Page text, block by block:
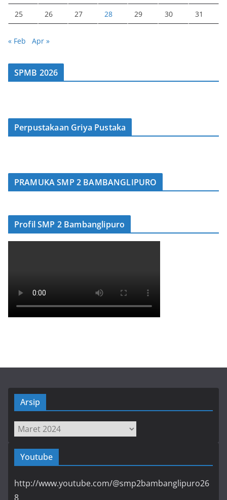
25 26 27 28 29 30 31
« Feb Apr »
SPMB 2026
Perpustakaan Griya Pustaka
PRAMUKA SMP 2 BAMBANGLIPURO
Profil SMP 2 Bambanglipuro
Arsip
Arsip
Youtube
http://www.youtube.com/@smp2bambanglipuro26
8